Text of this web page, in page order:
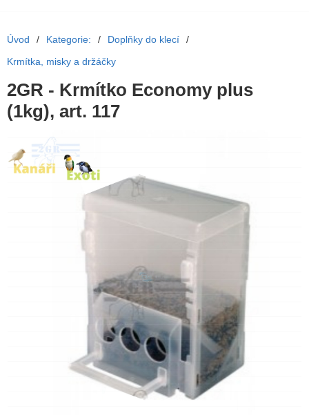
Úvod / Kategorie: / Doplňky do klecí
/
Krmítka, misky a držáčky
2GR - Krmítko Economy plus
(1kg), art. 117